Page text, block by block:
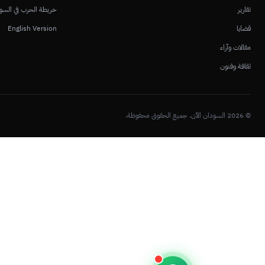
تقارير
قضايا
مقالات وآراء
ثقافة وفنون
خريطة الحرب في
English Version
© 2026 السودان الآن. جميع الحقوق محفوظة.